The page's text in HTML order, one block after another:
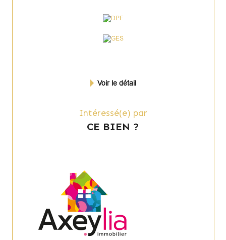
Voir le détail
Intéressé(e) par
CE BIEN ?